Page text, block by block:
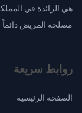
هي الرائدة في
مصلحة المريض دائماً
روابط سريعة
الصفحة الرئيسية